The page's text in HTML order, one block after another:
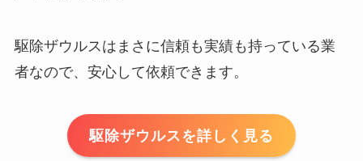
駆除ザウルスはまさに信頼も実績も持っている業
者なので、安心して依頼できます。
駆除ザウルスを詳しく見る